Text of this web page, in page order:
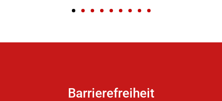
Barrierefreiheit